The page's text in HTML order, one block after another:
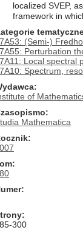
localized SVEP,
framework in
(Semi-)
Perturbation
Local spectral
Spectrum,
of
Mathematica
300